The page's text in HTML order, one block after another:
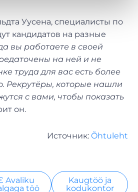
Уусена, специалисты по
кандидатов на разные
вы работаете в своей
на ней и не
труда для вас есть более
Рекрутёры, которые нашли
с вами, чтобы показать
он.
Источник: Õhtuleht
Avaliku
töö
Kaugtöö ja
kodukontor